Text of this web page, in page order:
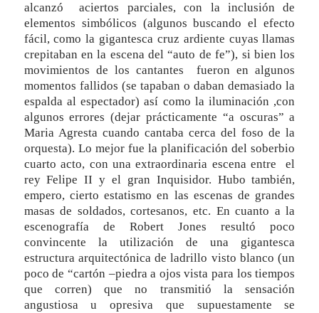
alcanzó aciertos parciales, con la inclusión de
elementos simbólicos (algunos buscando el efecto
fácil, como la gigantesca cruz ardiente cuyas llamas
crepitaban en la escena del “auto de fe”), si bien los
movimientos de los cantantes fueron en algunos
momentos fallidos (se tapaban o daban demasiado la
espalda al espectador) así como la iluminación ,con
algunos errores (dejar prácticamente “a oscuras” a
Maria Agresta cuando cantaba cerca del foso de la
orquesta). Lo mejor fue la planificación del soberbio
cuarto acto, con una extraordinaria escena entre el
rey Felipe II y el gran Inquisidor. Hubo también,
empero, cierto estatismo en las escenas de grandes
masas de soldados, cortesanos, etc. En cuanto a la
escenografía de Robert Jones resultó poco
convincente la utilización de una gigantesca
estructura arquitectónica de ladrillo visto blanco (un
poco de “cartón –piedra a ojos vista para los tiempos
que corren) que no transmitió la sensación
angustiosa u opresiva que supuestamente se